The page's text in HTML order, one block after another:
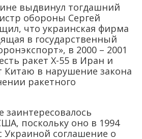
выдвинул тогдашний
обороны Сергей
что украинская фирма
в государственный
в 2000 – 2001
ракет Х-55 в Иран и
Китаю в нарушение закона
ракетного
заинтересовалось
поскольку оно в 1994
Украиной соглашение о